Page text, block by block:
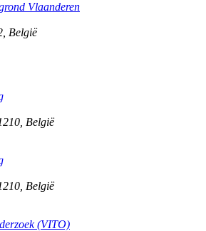
Vlaanderen
België
België
België
(VITO)